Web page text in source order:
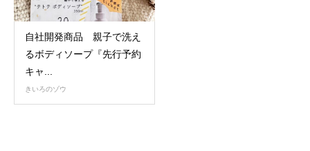
自社開発商品 親子で洗え
るボディソープ『先行予約
キャ...
きいろのゾウ